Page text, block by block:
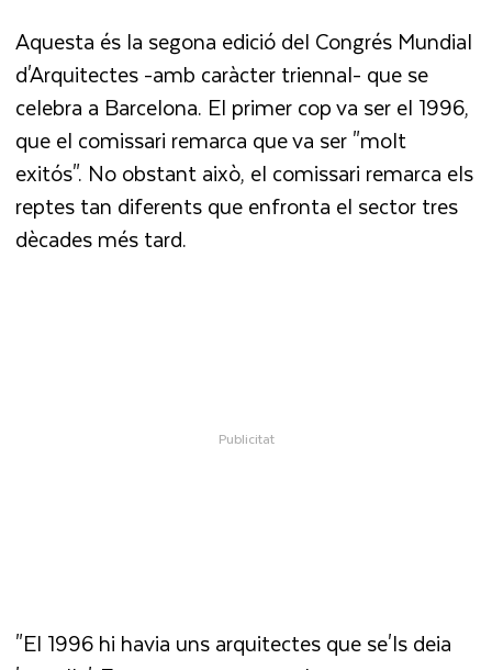
Aquesta és la segona edició del Congrés Mundial
d'Arquitectes -amb caràcter triennal- que se
celebra a Barcelona. El primer cop va ser el 1996,
que el comissari remarca que va ser "molt
exitós". No obstant això, el comissari remarca els
reptes tan diferents que enfronta el sector tres
dècades més tard.
"El 1996 hi havia uns arquitectes que se'ls deia